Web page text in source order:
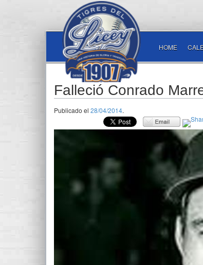
HOME
Falleció Conrado
Publicado el 28/04/2014.